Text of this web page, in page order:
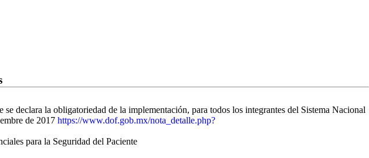
declara la obligatoriedad de la implementación, para todos los integrantes del Sistema Nacional
de 2017 https://www.dof.gob.mx/nota_detalle.php?
para la Seguridad del Paciente